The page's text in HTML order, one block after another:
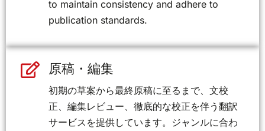
to maintain consistency and adhere to
publication standards.
原稿・編集
初期の草案から最終原稿に至るまで、文校
正、編集レビュー、徹底的な校正を伴う翻訳
サービスを提供しています。ジャンルに合わ